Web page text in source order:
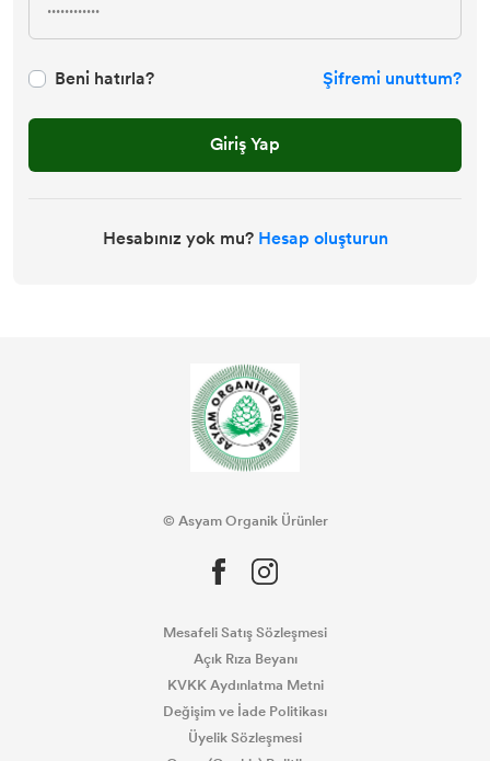
Beni hatırla? Şifremi unuttum?
Giriş Yap
Hesabınız yok mu? Hesap oluşturun
© Asyam Organik Ürünler
Mesafeli Satış Sözleşmesi
Açık Rıza Beyanı
KVKK Aydınlatma Metni
Değişim ve İade Politikası
Üyelik Sözleşmesi